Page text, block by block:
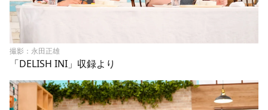
撮影：永田正雄
「DELISH INI」収録より